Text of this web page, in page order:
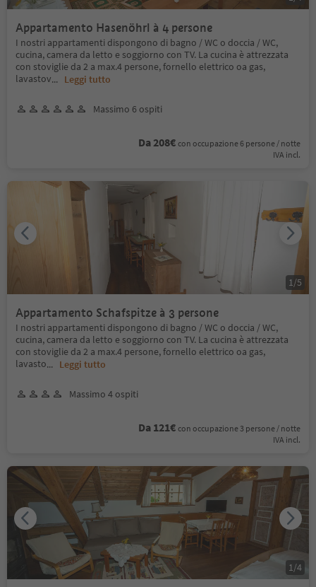
Appartamento Hasenöhrl à 4 persone
I nostri appartamenti dispongono di bagno / WC o doccia / WC,
cucina, camera da letto e soggiorno con TV. La cucina è attrezzata
con stoviglie da 2 a max.4 persone, fornello elettrico oa gas,
lavastov... Leggi tutto
Massimo 6 ospiti
Da 208€ con occupazione 6 persone / notte
IVA incl.
Appartamento Schafspitze à 3 persone
I nostri appartamenti dispongono di bagno / WC o doccia / WC,
cucina, camera da letto e soggiorno con TV. La cucina è attrezzata
con stoviglie da 2 a max.4 persone, fornello elettrico oa gas,
lavasto... Leggi tutto
Massimo 4 ospiti
Da 121€ con occupazione 3 persone / notte
IVA incl.
1 /5
1 /4